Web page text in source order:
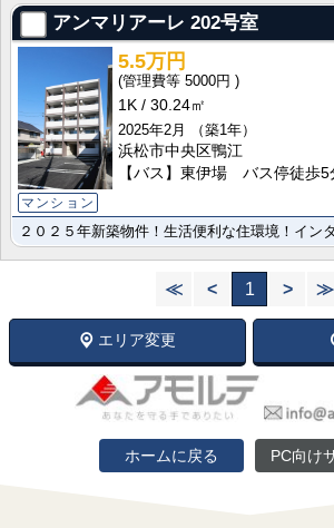
アンマリアーレ 202号室
マンション
5.5万円
5000円
1K
30.24㎡
2025年2月
（築1年）
浜松市中央区鴨江
【バス】東伊場 バス停徒歩5
≪ < 1 > ≫
エリア変更
ホームに戻る PC向け